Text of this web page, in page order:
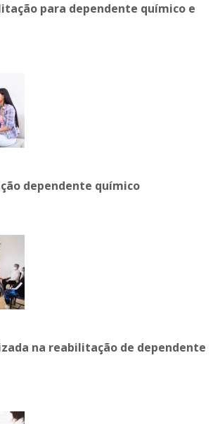
para dependente químico e
dependente químico
na reabilitação de dependente